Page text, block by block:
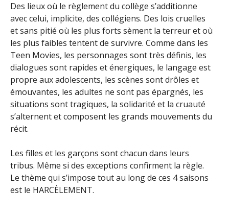
Des lieux où le règlement du collège s’additionne
avec celui, implicite, des collégiens. Des lois cruelles
et sans pitié où les plus forts sèment la terreur et où
les plus faibles tentent de survivre. Comme dans les
Teen Movies, les personnages sont très définis, les
dialogues sont rapides et énergiques, le langage est
propre aux adolescents, les scènes sont drôles et
émouvantes, les adultes ne sont pas épargnés, les
situations sont tragiques, la solidarité et la cruauté
s’alternent et composent les grands mouvements du
récit.
Les filles et les garçons sont chacun dans leurs
tribus. Même si des exceptions confirment la règle.
Le thème qui s’impose tout au long de ces 4 saisons
est le HARCÈLEMENT.